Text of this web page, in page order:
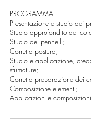
PROGRAMMA
Presentazione e studio dei
Studio approfondito dei
Studio dei pennelli;
Corretta postura;
Studio e applicazione,
sfumature;
Corretta preparazione dei
Composizione elementi;
Applicazioni e